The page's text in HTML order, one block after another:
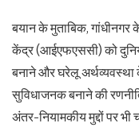
बयान के मुताबिक, गांधीनगर
केंद्र (आईएफएससी) को
बनाने और घरेलू अर्थव्यवस्था
सुविधाजनक बनाने की
अंतर-नियामकीय मुद्दों पर भी